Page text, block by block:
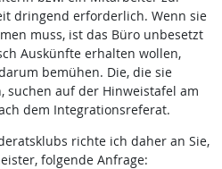
dringend erforderlich. Wenn sie
muss, ist das Büro unbesetzt
Auskünfte erhalten wollen,
bemühen. Die, die sie
suchen auf der Hinweistafel am
dem Integrationsreferat.
richte ich daher an Sie,
folgende Anfrage: